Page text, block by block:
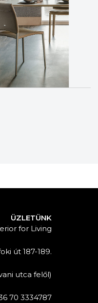
ÜZLETÜNK
for Living
út 187-189.
utca felől)
70 3334787